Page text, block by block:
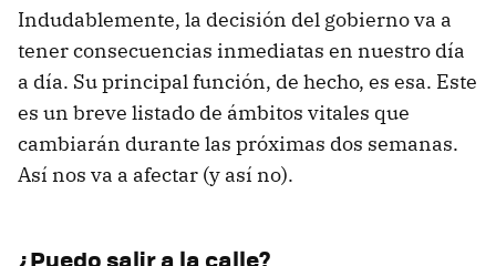
Indudablemente, la decisión del gobierno va a
tener consecuencias inmediatas en nuestro día
a día. Su principal función, de hecho, es esa. Este
es un breve listado de ámbitos vitales que
cambiarán durante las próximas dos semanas.
Así nos va a afectar (y así no).
¿Puedo salir a la calle?